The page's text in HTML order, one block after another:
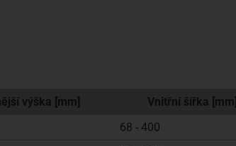
výška [mm] Vnitřní šířka [mm]
68 - 400